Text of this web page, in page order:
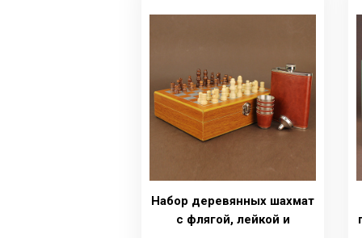
Набор деревянных шахмат
с флягой, лейкой и